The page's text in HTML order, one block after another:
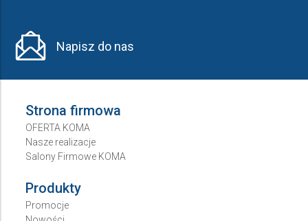
Napisz do nas
Strona firmowa
OFERTA KOMA
Nasze realizacje
Salony Firmowe KOMA
Produkty
Promocje